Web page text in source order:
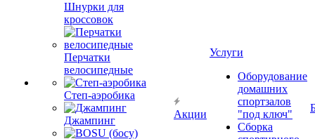
Шнурки для
кроссовок
Перчатки
велосипедные
Степ-аэробика
Джампинг
Акции
Услуги
Оборудование
домашних
спортзалов
"под ключ"
Сборка